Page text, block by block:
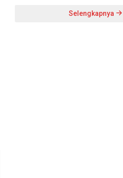
Selengkapnya